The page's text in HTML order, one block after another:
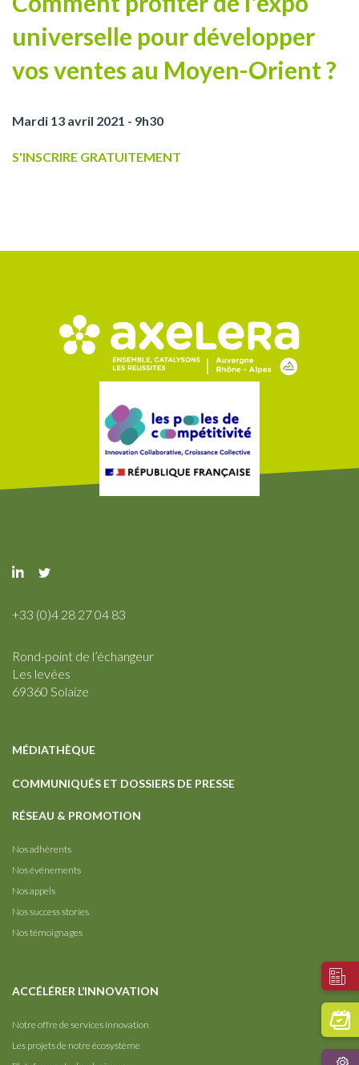
universelle pour développer
vos ventes au Moyen-Orient ?
Mardi 13 avril 2021 - 9h30
S'INSCRIRE GRATUITEMENT
+33 (0)4 28 27 04 83
Rond-point de l’échangeur
Les levées
69360 Solaize
MÉDIATHÈQUE
COMMUNIQUÉS ET DOSSIERS DE PRESSE
RÉSEAU & PROMOTION
Nos adhérents
Nos événements
Nos appels
Nos success stories
Nos témoignages
ACCÉLÉRER L’INNOVATION
Notre offre de services Innovation
Les projets de notre écosystème